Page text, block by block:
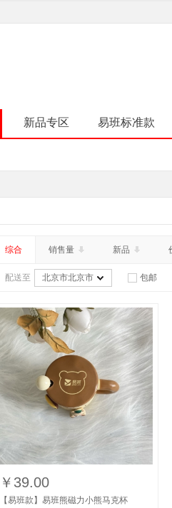
新品专区 易班标准款
综合 销售量 新品
配送至 北京市北京市 包邮
￥39.00
【易班款】易班熊磁力小熊马克杯